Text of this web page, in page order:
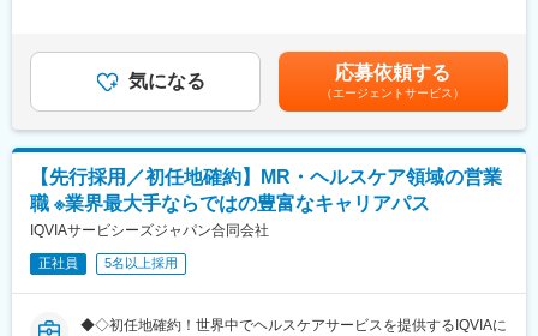
《職種に関して》
■MRとは主に医師や薬剤師等へ、担当製品の情報提供を行いま
す。担当施設の患者様に応じた情報提供や、担当製品の処方後の
変更の範囲：会社の定める業務
担当者）とのリレーション構築
・医療従事者向けの説明会の企画・実施、医師同士のコミュニケ
ーション推進のための研究会・勉強会の立ち上げ、講演会の企
が拡大していくことが見込まれます。メーカーMRの場合は新製品
の上市、競合品の出現、特許切れ、等によってMRの雇用が流動的
となるケースもありますが、ヘルスケアのマーケットで見た時に
アウトソースする欧米的な手法が今後はベーシックなものとな
り、コントラクトMRとして息の長いキャリアを形成することがで
手当支給する。【補足】プロジェクト稼働手当(35,000円)、外勤
日当（1日1,500円／外勤3.5時間以上）■変動賞与制（6月・12
月・3月）※平均実績6ヶ月分■インセンティブ：3月（対象者）賃
金はあくまでも目安の金額であり、選考を通じて上下する可能性
があります。月給(月額)は固定手当を含めた表記です。
気になる 応募依頼する
（エージェントサービス）
【先行採用／初任地確約】MR・ヘルスケア領域の営業
職 ※業界最大手ならではの豊富なキャリアパス
IQVIAサービシーズジャパン合同会社
正社員 5名以上採用
◆◇初任地確約！世界中でヘルスケアサービスを提供するIQVIAに